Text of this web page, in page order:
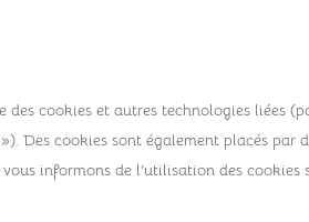
des cookies et autres technologies liées
Des cookies sont également placés par
informons de l’utilisation des cookies